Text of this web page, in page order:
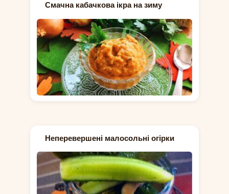
Смачна кабачкова ікра на зиму
Неперевершені малосольні огірки